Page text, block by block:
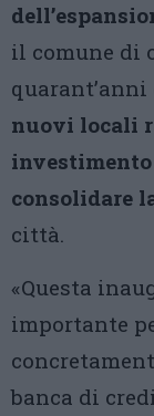
il comune di
nuovi locali
consolidare
città.
«Questa
importante
banca di